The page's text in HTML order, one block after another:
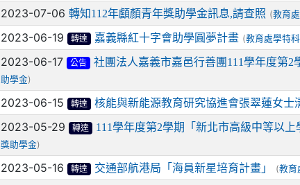
2023-07-06轉知112年顱顏青年獎助學金訊息,請查照 (教育
2023-06-19 轉達 嘉義縣紅十字會助學圓夢計畫 (教育處學特科
2023-06-17 公告 社團法人嘉義市嘉邑行善團111學年度第2
助學金)
2023-06-15 轉達 核能與新能源教育研究協進會張翠蓮女士
2023-05-29 轉達 111學年度第2學期「新北市高級中等以
獎助學金)
2023-05-16 轉達 交通部航港局「海員新星培育計畫」 (教育